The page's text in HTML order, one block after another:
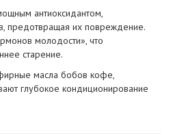
антиоксидантом,
предотвращая их повреждение.
молодости», что
старение.
масла бобов кофе,
глубокое кондиционирование